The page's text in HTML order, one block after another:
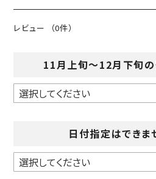
レビュー （0件）
11月上旬～12月下旬の
日付指定はできま